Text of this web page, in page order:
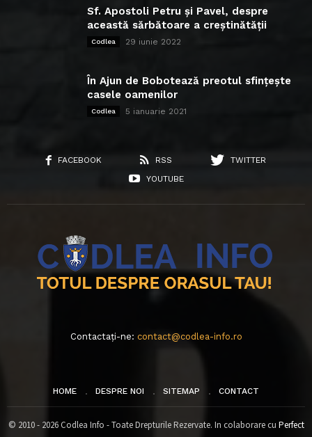
Sf. Apostoli Petru și Pavel, despre
această sărbătoare a creștinătății
Codlea 29 iunie 2022
În Ajun de Bobotează preotul sfințește
casele oamenilor
Codlea 5 ianuarie 2021
FACEBOOK RSS
TWITTER
YOUTUBE
Contactați-ne: contact@codlea-info.ro
HOME DESPRE NOI SITEMAP CONTACT
© 2010 - 2026 Codlea Info - Toate Drepturile Rezervate. In colaborare cu Perfect